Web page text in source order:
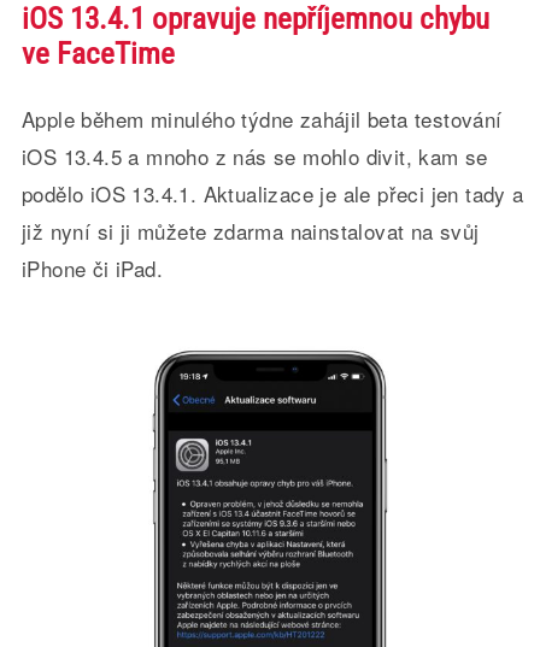
iOS 13.4.1 opravuje nepříjemnou chybu
ve FaceTime
Apple během minulého týdne zahájil beta testování
iOS 13.4.5 a mnoho z nás se mohlo divit, kam se
podělo iOS 13.4.1. Aktualizace je ale přeci jen tady a
již nyní si ji můžete zdarma nainstalovat na svůj
iPhone či iPad.